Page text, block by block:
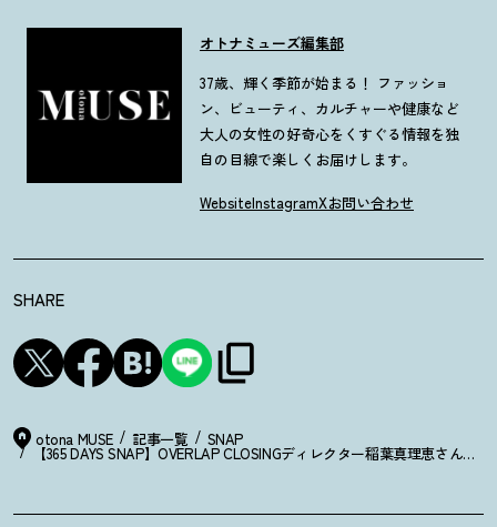
オトナミューズ編集部
37歳、輝く季節が始まる！ ファッショ
ン、ビューティ、カルチャーや健康など
大人の女性の好奇心をくすぐる情報を独
自の目線で楽しくお届けします。
WebsiteInstagramXお問い合わせ
SHARE
otona MUSE 記事一覧 SNAP
【365 DAYS SNAP】OVERLAP CLOSINGディレクター稲葉真理恵さんの